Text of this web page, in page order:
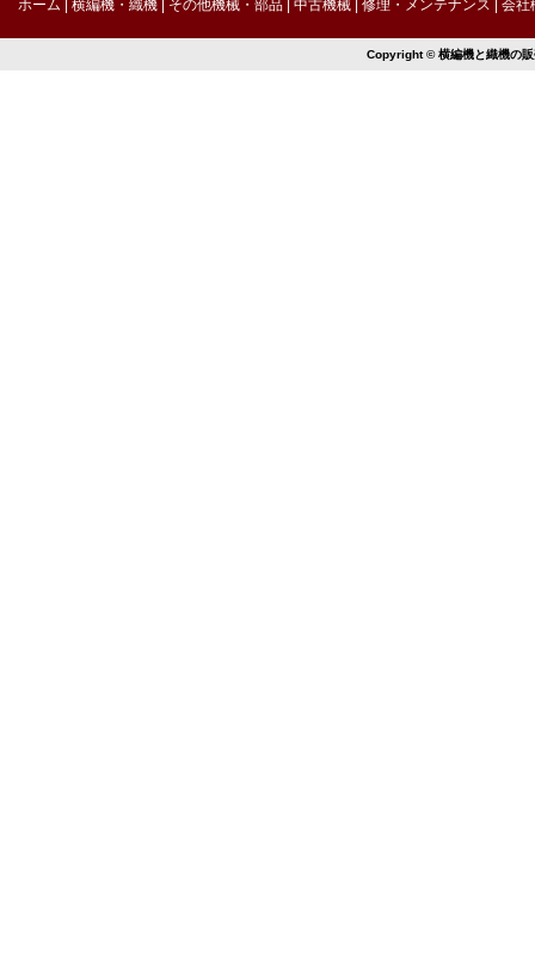
ホーム 横編機・織機 その他機械・部品 中古機械 修理・メンテナンス 会社
Copyright © 横編機と織機の